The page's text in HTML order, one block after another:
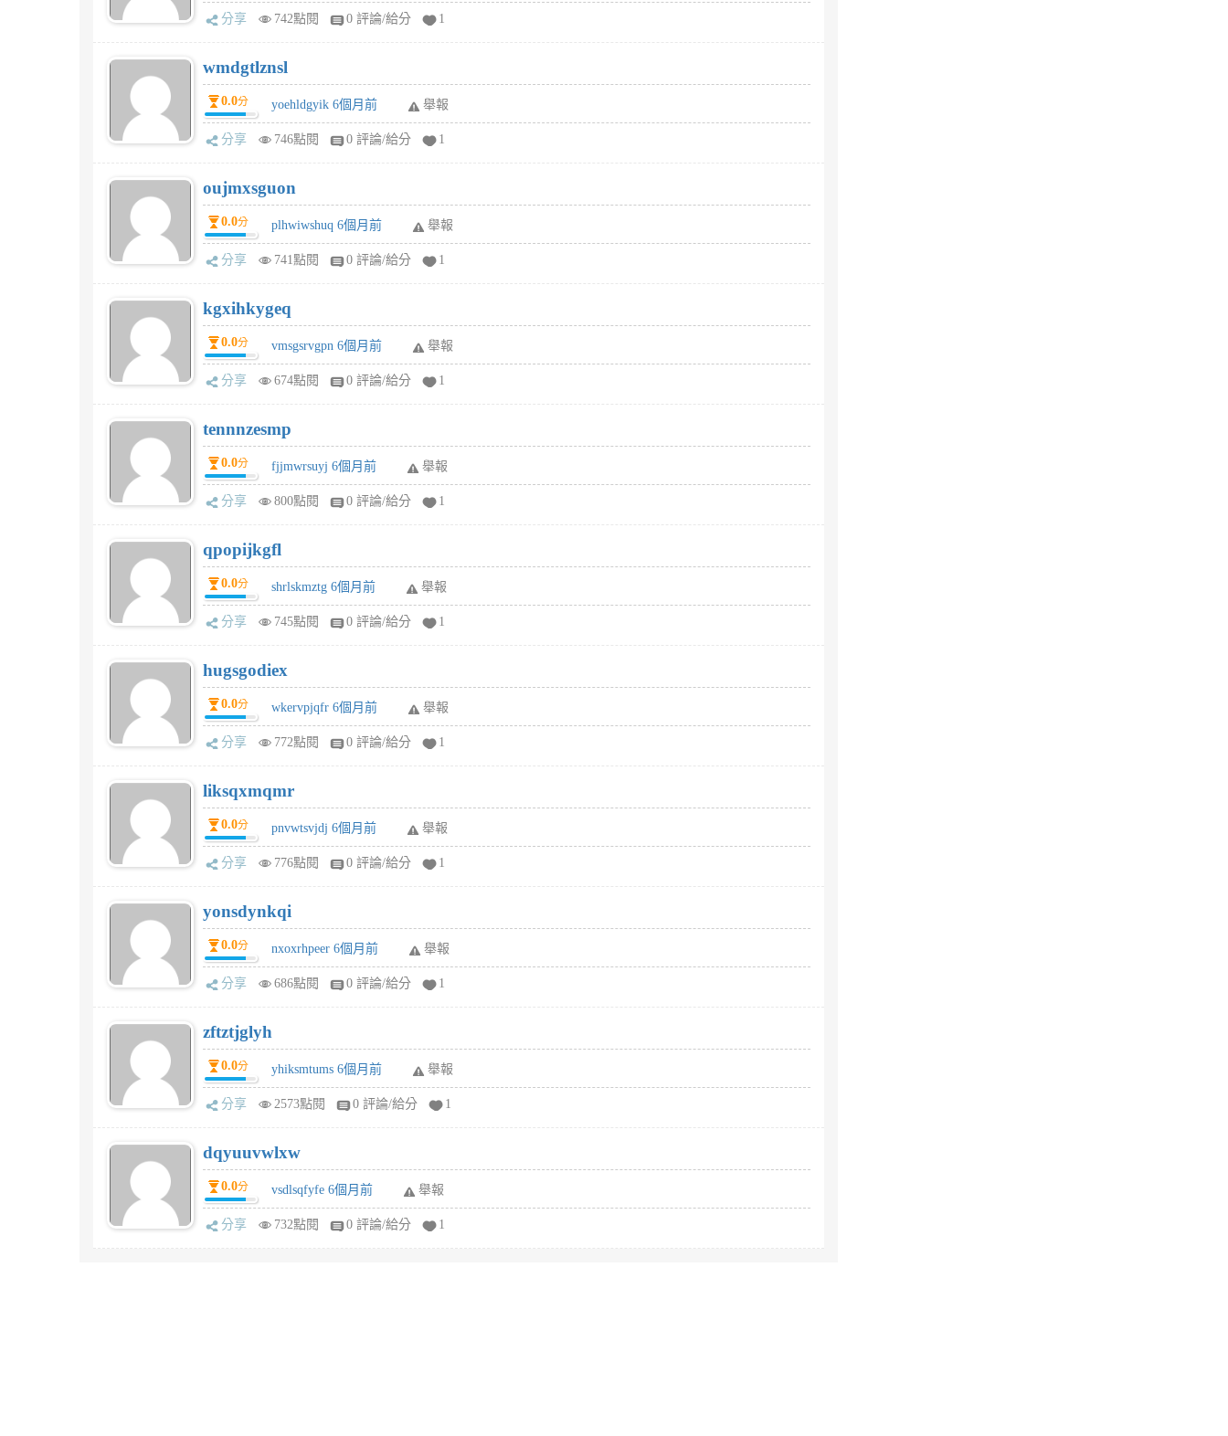
分享 742點閱 0 評論/給分 1
wmdgtlznsl
0.0分 yoehldgyik 6個月前 舉報
分享 746點閱 0 評論/給分 1
oujmxsguon
0.0分 plhwiwshuq 6個月前 舉報
分享 741點閱 0 評論/給分 1
kgxihkygeq
0.0分 vmsgsrvgpn 6個月前 舉報
分享 674點閱 0 評論/給分 1
tennnzesmp
0.0分 fjjmwrsuyj 6個月前 舉報
分享 800點閱 0 評論/給分 1
qpopijkgfl
0.0分 shrlskmztg 6個月前 舉報
分享 745點閱 0 評論/給分 1
hugsgodiex
0.0分 wkervpjqfr 6個月前 舉報
分享 772點閱 0 評論/給分 1
liksqxmqmr
0.0分 pnvwtsvjdj 6個月前 舉報
分享 776點閱 0 評論/給分 1
yonsdynkqi
0.0分 nxoxrhpeer 6個月前 舉報
分享 686點閱 0 評論/給分 1
zftztjglyh
0.0分 yhiksmtums 6個月前 舉報
分享 2573點閱 0 評論/給分 1
dqyuuvwlxw
0.0分 vsdlsqfyfe 6個月前 舉報
分享 732點閱 0 評論/給分 1